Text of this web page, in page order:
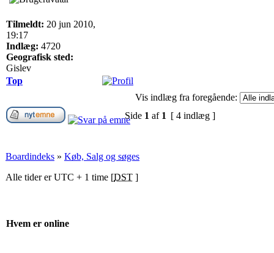
Tilmeldt: 20 jun 2010,
19:17
Indlæg: 4720
Geografisk sted:
Gislev
Top
Vis indlæg fra foregående:
Side 1 af 1 [ 4 indlæg ]
Boardindeks » Køb, Salg og søges
Alle tider er UTC + 1 time [DST ]
Hvem er online